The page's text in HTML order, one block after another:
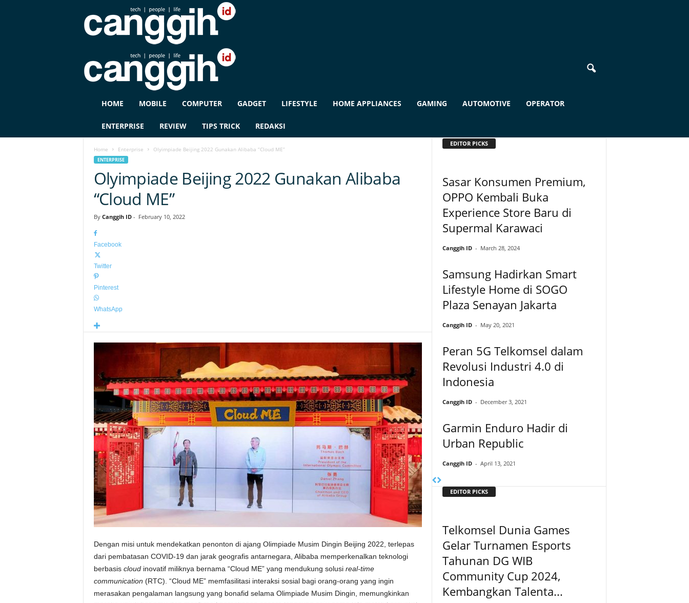
G
HOME MOBILE COMPUTER GADGET LIFESTYLE HOME APPLIANCES GAMING AUTOMOTIVE OPERATOR
ENTERPRISE REVIEW TIPS TRICK REDAKSI
Home Enterprise Olyimpiade Beijing 2022 Gunakan Alibaba “Cloud ME”
ENTERPRISE
Olyimpiade Beijing 2022 Gunakan Alibaba
“Cloud ME”
By Canggih ID- February 10, 2022
Facebook
Twitter
Pinterest
WhatsApp
Dengan misi untuk mendekatkan penonton di ajang Olimpiade Musim Dingin Beijing 2022, terlepas
dari pembatasan COVID-19 dan jarak geografis antarnegara, Alibaba memperkenalkan teknologi
berbasis cloudinovatif miliknya bernama “Cloud ME” yang mendukung solusi real-time
communication (RTC). “Cloud ME” memfasilitasi interaksi sosial bagi orang-orang yang ingin
merasakan pengalaman langsung yang bonafid selama Olimpiade Musim Dingin, memungkinkan
EDITOR PICKS
Sasar Konsumen Premium,
OPPO Kembali Buka
Experience Store Baru di
Supermal Karawaci
Canggih ID - March 28, 2024
Samsung Hadirkan Smart
Lifestyle Home di SOGO
Plaza Senayan Jakarta
Canggih ID - May 20, 2021
Peran 5G Telkomsel dalam
Revolusi Industri 4.0 di
Indonesia
Canggih ID - December 3, 2021
Garmin Enduro Hadir di
Urban Republic
Canggih ID - April 13, 2021
EDITOR PICKS
Telkomsel Dunia Games
Gelar Turnamen Esports
Tahunan DG WIB
Community Cup 2024,
Kembangkan Talenta...